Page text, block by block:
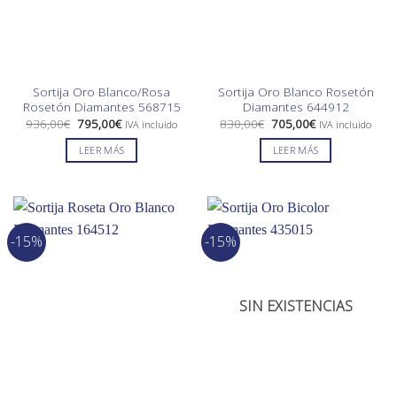
Sortija Oro Blanco/Rosa
Rosetón Diamantes 568715
936,00€ El
precio
original
era:
936,00€.
795,00€El
precio
actual
es:
795,00€.
IVA incluido
LEER MÁS
Sortija Oro Blanco Rosetón
Diamantes 644912
830,00€ El
precio
original
era:
830,00€.
705,00€El
precio
actual
es:
705,00€.
IVA incluido
LEER MÁS
-15% -15%
SIN EXISTENCIAS